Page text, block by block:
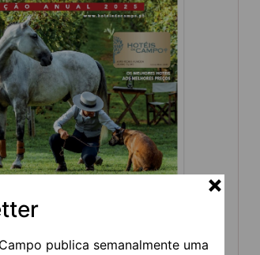
publica semanalmente uma